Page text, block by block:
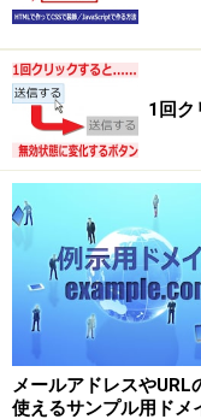
1回ク
メールアドレスやURL
使えるサンプル用ドメ